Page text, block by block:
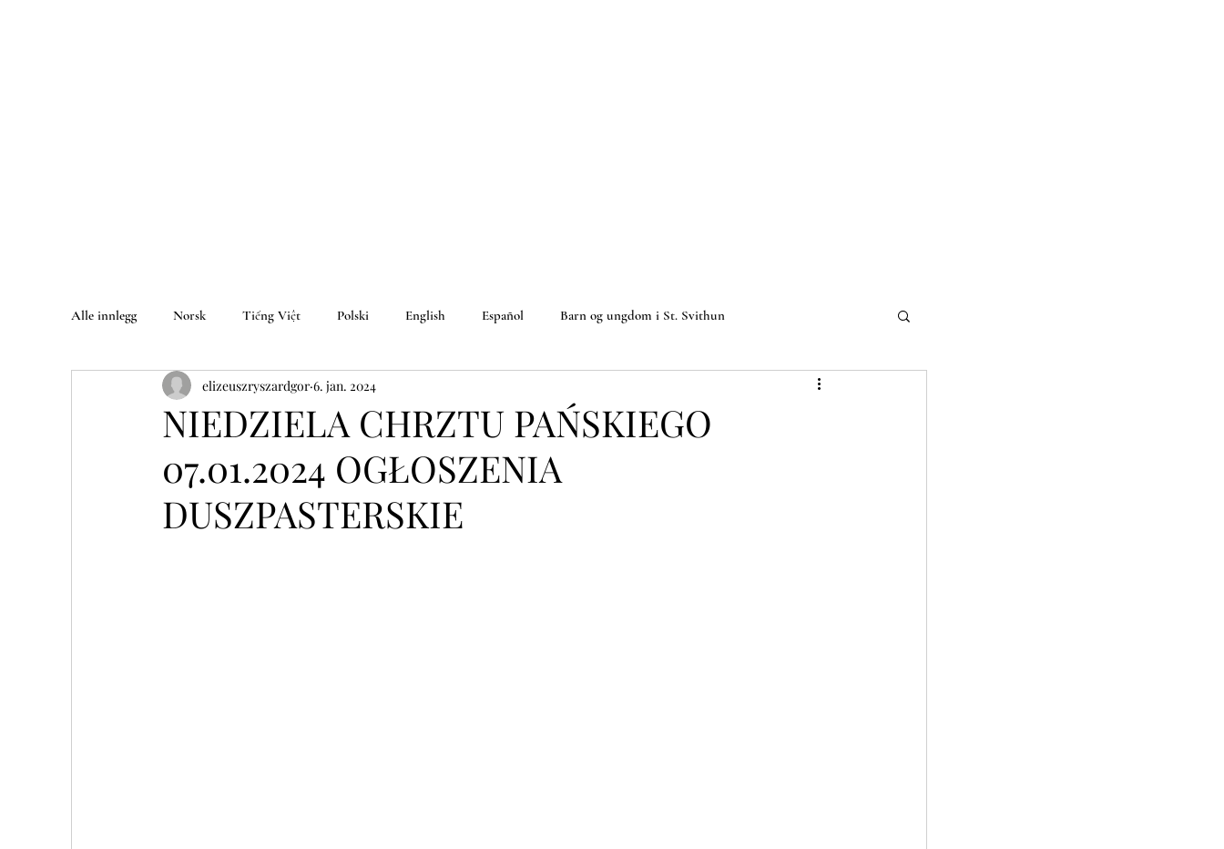
Alle innlegg Norsk Tiếng Việt Polski English Español Barn og ungdom i St. Svithun
NIEDZIELA CHRZTU PAŃSKIEGO
07.01.2024 OGŁOSZENIA
DUSZPASTERSKIE
elizeuszryszardgor 6. jan. 2024